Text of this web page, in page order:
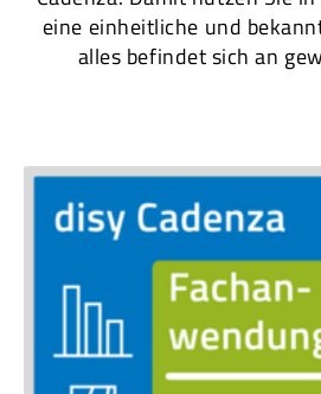
eine einheitliche und
alles befindet sich an